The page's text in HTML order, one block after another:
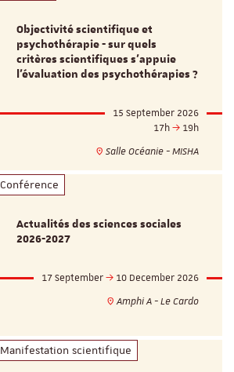
Objectivité scientifique et
psychothérapie - sur quels
critères scientifiques s'appuie
l'évaluation des psychothérapies ?
15 September 2026
17h
19h
Salle Océanie - MISHA
Conférence
Actualités des sciences sociales
2026-2027
17 September
10 December 2026
Amphi A - Le Cardo
Manifestation scientifique